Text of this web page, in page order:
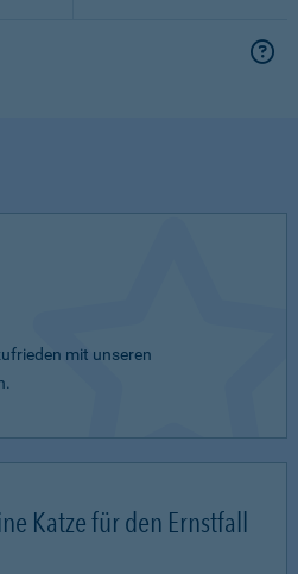
mit unseren
Katze für den Ernstfall